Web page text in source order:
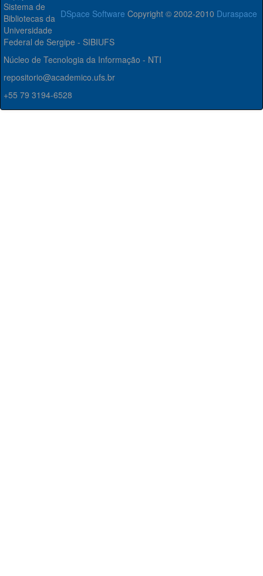
DSpace Software Copyright © 2002-2010 Duraspace
Sistema de
Bibliotecas da
Universidade
Federal de Sergipe - SIBIUFS
Núcleo de Tecnologia da Informação - NTI
repositorio@academico.ufs.br
+55 79 3194-6528